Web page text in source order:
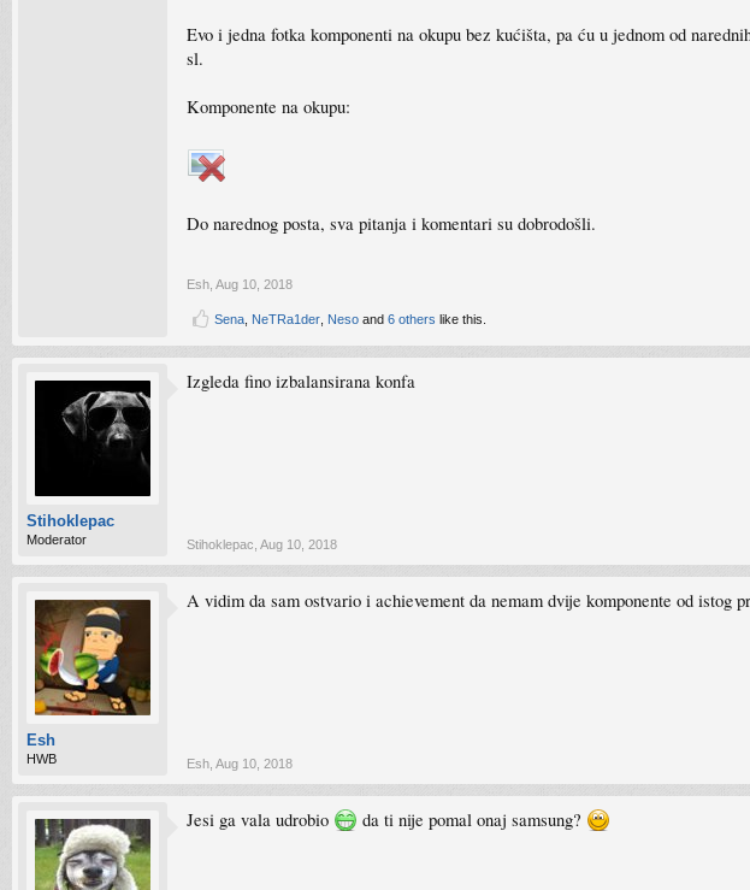
Evo i jedna fotka komponenti na okupu bez kućišta, pa ću u jednom od
sl.
Komponente na okupu:
Do narednog posta, sva pitanja i komentari su dobrodošli.
Esh Aug 10, 2018
Sena NeTRa1der Neso and 6 others like this.
Stihoklepac
Moderator
Izgleda fino izbalansirana konfa
Stihoklepac Aug 10, 2018
Esh
HWB
A vidim da sam ostvario i achievement da nemam dvije komponente od istog
Esh Aug 10, 2018
Jesi ga vala udrobio da ti nije pomal onaj samsung?